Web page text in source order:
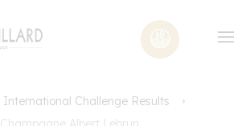
International Challenge Results